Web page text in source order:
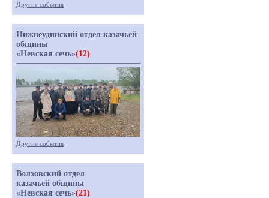
Другие события
Нижнеудинский отдел казачьей
общины
«Невская сечь»(12)
Другие события
Волховский отдел
казачьей общины
«Невская сечь»(21)